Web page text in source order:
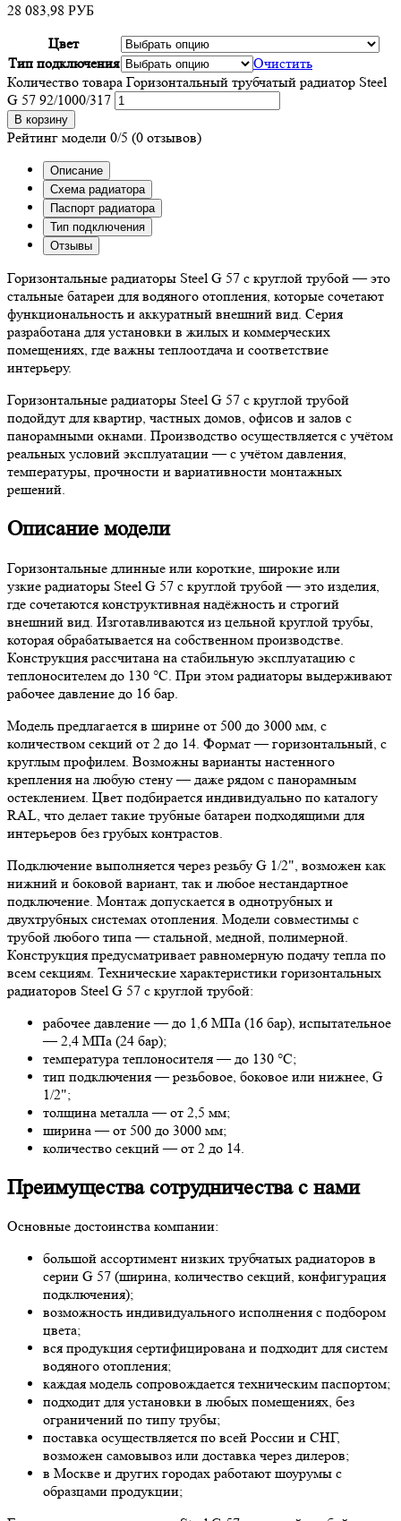
28 083,98 РУБ
Цвет
Тип подключения
Очистить
Количество товара Горизонтальный трубчатый радиатор Steel
G 57 92/1000/317
В корзину
Рейтинг модели 0/5 (0 отзывов)
Описание
Схема радиатора
Паспорт радиатора
Тип подключения
Отзывы
Горизонтальные радиаторы Steel G 57 с круглой трубой — это
стальные батареи для водяного отопления, которые сочетают
функциональность и аккуратный внешний вид. Серия
разработана для установки в жилых и коммерческих
помещениях, где важны теплоотдача и соответствие
интерьеру.
Горизонтальные радиаторы Steel G 57 с круглой трубой
подойдут для квартир, частных домов, офисов и залов с
панорамными окнами. Производство осуществляется с учётом
реальных условий эксплуатации — с учётом давления,
температуры, прочности и вариативности монтажных
решений.
Описание модели
Горизонтальные длинные или короткие, широкие или
узкие радиаторы Steel G 57 с круглой трубой — это изделия,
где сочетаются конструктивная надёжность и строгий
внешний вид. Изготавливаются из цельной круглой трубы,
которая обрабатывается на собственном производстве.
Конструкция рассчитана на стабильную эксплуатацию с
теплоносителем до 130 °C. При этом радиаторы выдерживают
рабочее давление до 16 бар.
Модель предлагается в ширине от 500 до 3000 мм, с
количеством секций от 2 до 14. Формат — горизонтальный, с
круглым профилем. Возможны варианты настенного
крепления на любую стену — даже рядом с панорамным
остеклением. Цвет подбирается индивидуально по каталогу
RAL, что делает такие трубные батареи подходящими для
интерьеров без грубых контрастов.
Подключение выполняется через резьбу G 1/2", возможен как
нижний и боковой вариант, так и любое нестандартное
подключение. Монтаж допускается в однотрубных и
двухтрубных системах отопления. Модели совместимы с
трубой любого типа — стальной, медной, полимерной.
Конструкция предусматривает равномерную подачу тепла по
всем секциям. Технические характеристики горизонтальных
радиаторов Steel G 57 с круглой трубой:
рабочее давление — до 1,6 МПа (16 бар), испытательное
— 2,4 МПа (24 бар);
температура теплоносителя — до 130 °С;
тип подключения — резьбовое, боковое или нижнее, G
1/2";
толщина металла — от 2,5 мм;
ширина — от 500 до 3000 мм;
количество секций — от 2 до 14.
Преимущества сотрудничества с нами
Основные достоинства компании:
большой ассортимент низких трубчатых радиаторов в
серии G 57 (ширина, количество секций, конфигурация
подключения);
возможность индивидуального исполнения с подбором
цвета;
вся продукция сертифицирована и подходит для систем
водяного отопления;
каждая модель сопровождается техническим паспортом;
подходит для установки в любых помещениях, без
ограничений по типу трубы;
поставка осуществляется по всей России и СНГ,
возможен самовывоз или доставка через дилеров;
в Москве и других городах работают шоурумы с
образцами продукции;